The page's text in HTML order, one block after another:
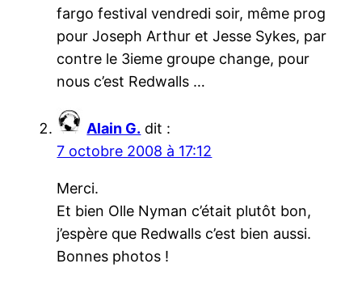
fargo festival vendredi soir, même prog
pour Joseph Arthur et Jesse Sykes, par
contre le 3ieme groupe change, pour
nous c’est Redwalls …
Alain G. dit :
7 octobre 2008 à 17:12
Merci.
Et bien Olle Nyman c’était plutôt bon,
j’espère que Redwalls c’est bien aussi.
Bonnes photos !